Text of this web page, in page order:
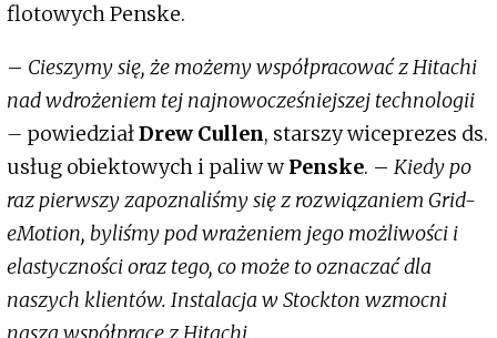
flotowych Penske.
– Cieszymy się, że możemy współpracować z Hitachi
nad wdrożeniem tej najnowocześniejszej technologii
– powiedziałDrew Cullen, starszy wiceprezes ds.
usług obiektowych i paliw wPenske. – Kiedy po
raz pierwszy zapoznaliśmy się z rozwiązaniem Grid-
eMotion, byliśmy pod wrażeniem jego możliwości i
elastyczności oraz tego, co może to oznaczać dla
naszych klientów. Instalacja w Stockton wzmocni